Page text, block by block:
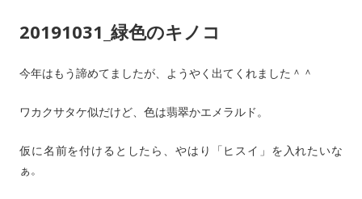
20191031_緑色のキノコ
今年はもう諦めてましたが、ようやく出てくれました＾＾
ワカクサタケ似だけど、色は翡翠かエメラルド。
仮に名前を付けるとしたら、やはり「ヒスイ」を入れたいな
ぁ。